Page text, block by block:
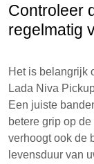
Controleer
regelmatig
Het is belangrijk
Lada Niva
Een juiste
betere grip op
verhoogt ook de
levensduur van